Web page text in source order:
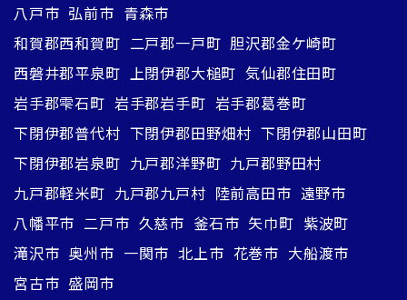
八戸市 弘前市 青森市
和賀郡西和賀町 二戸郡一戸町 胆沢郡金ケ崎町
西磐井郡平泉町 上閉伊郡大槌町 気仙郡住田町
岩手郡雫石町 岩手郡岩手町 岩手郡葛巻町
下閉伊郡普代村 下閉伊郡田野畑村 下閉伊郡山田町
下閉伊郡岩泉町 九戸郡洋野町 九戸郡野田村
九戸郡軽米町 九戸郡九戸村 陸前高田市 遠野市
八幡平市 二戸市 久慈市 釜石市 矢巾町 紫波町
滝沢市 奥州市 一関市 北上市 花巻市 大船渡市
宮古市 盛岡市